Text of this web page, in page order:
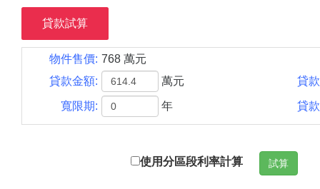
貸款試算
物件售價: 768 萬元
貸款金額:
萬元 貸
寬限期: 年 貸
使用分區段利率計算 試算